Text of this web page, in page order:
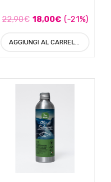
22,90€ 18,00€ (-21%)
AGGIUNGI AL CARRELLO